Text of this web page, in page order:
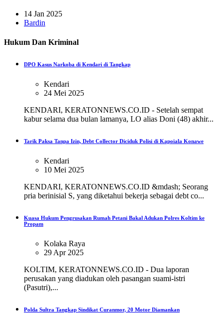
14 Jan 2025
Bardin
Hukum Dan Kriminal
DPO Kasus Narkoba di Kendari di Tangkap
Kendari
24 Mei 2025
KENDARI, KERATONNEWS.CO.ID - Setelah sempat
kabur selama dua bulan lamanya, LO alias Doni (48) akhir...
Tarik Paksa Tanpa Izin, Debt Collector Diciduk Polisi di Kapoiala Konawe
Kendari
10 Mei 2025
KENDARI, KERATONNEWS.CO.ID &mdash; Seorang
pria berinisial S, yang diketahui bekerja sebagai debt co...
Kuasa Hukum Pengrusakan Rumah Petani Bakal Adukan Polres Koltim ke
Propam
Kolaka Raya
29 Apr 2025
KOLTIM, KERATONNEWS.CO.ID - Dua laporan
perusakan yang diadukan oleh pasangan suami-istri
(Pasutri),...
Polda Sultra Tangkap Sindikat Curanmor, 20 Motor Diamankan